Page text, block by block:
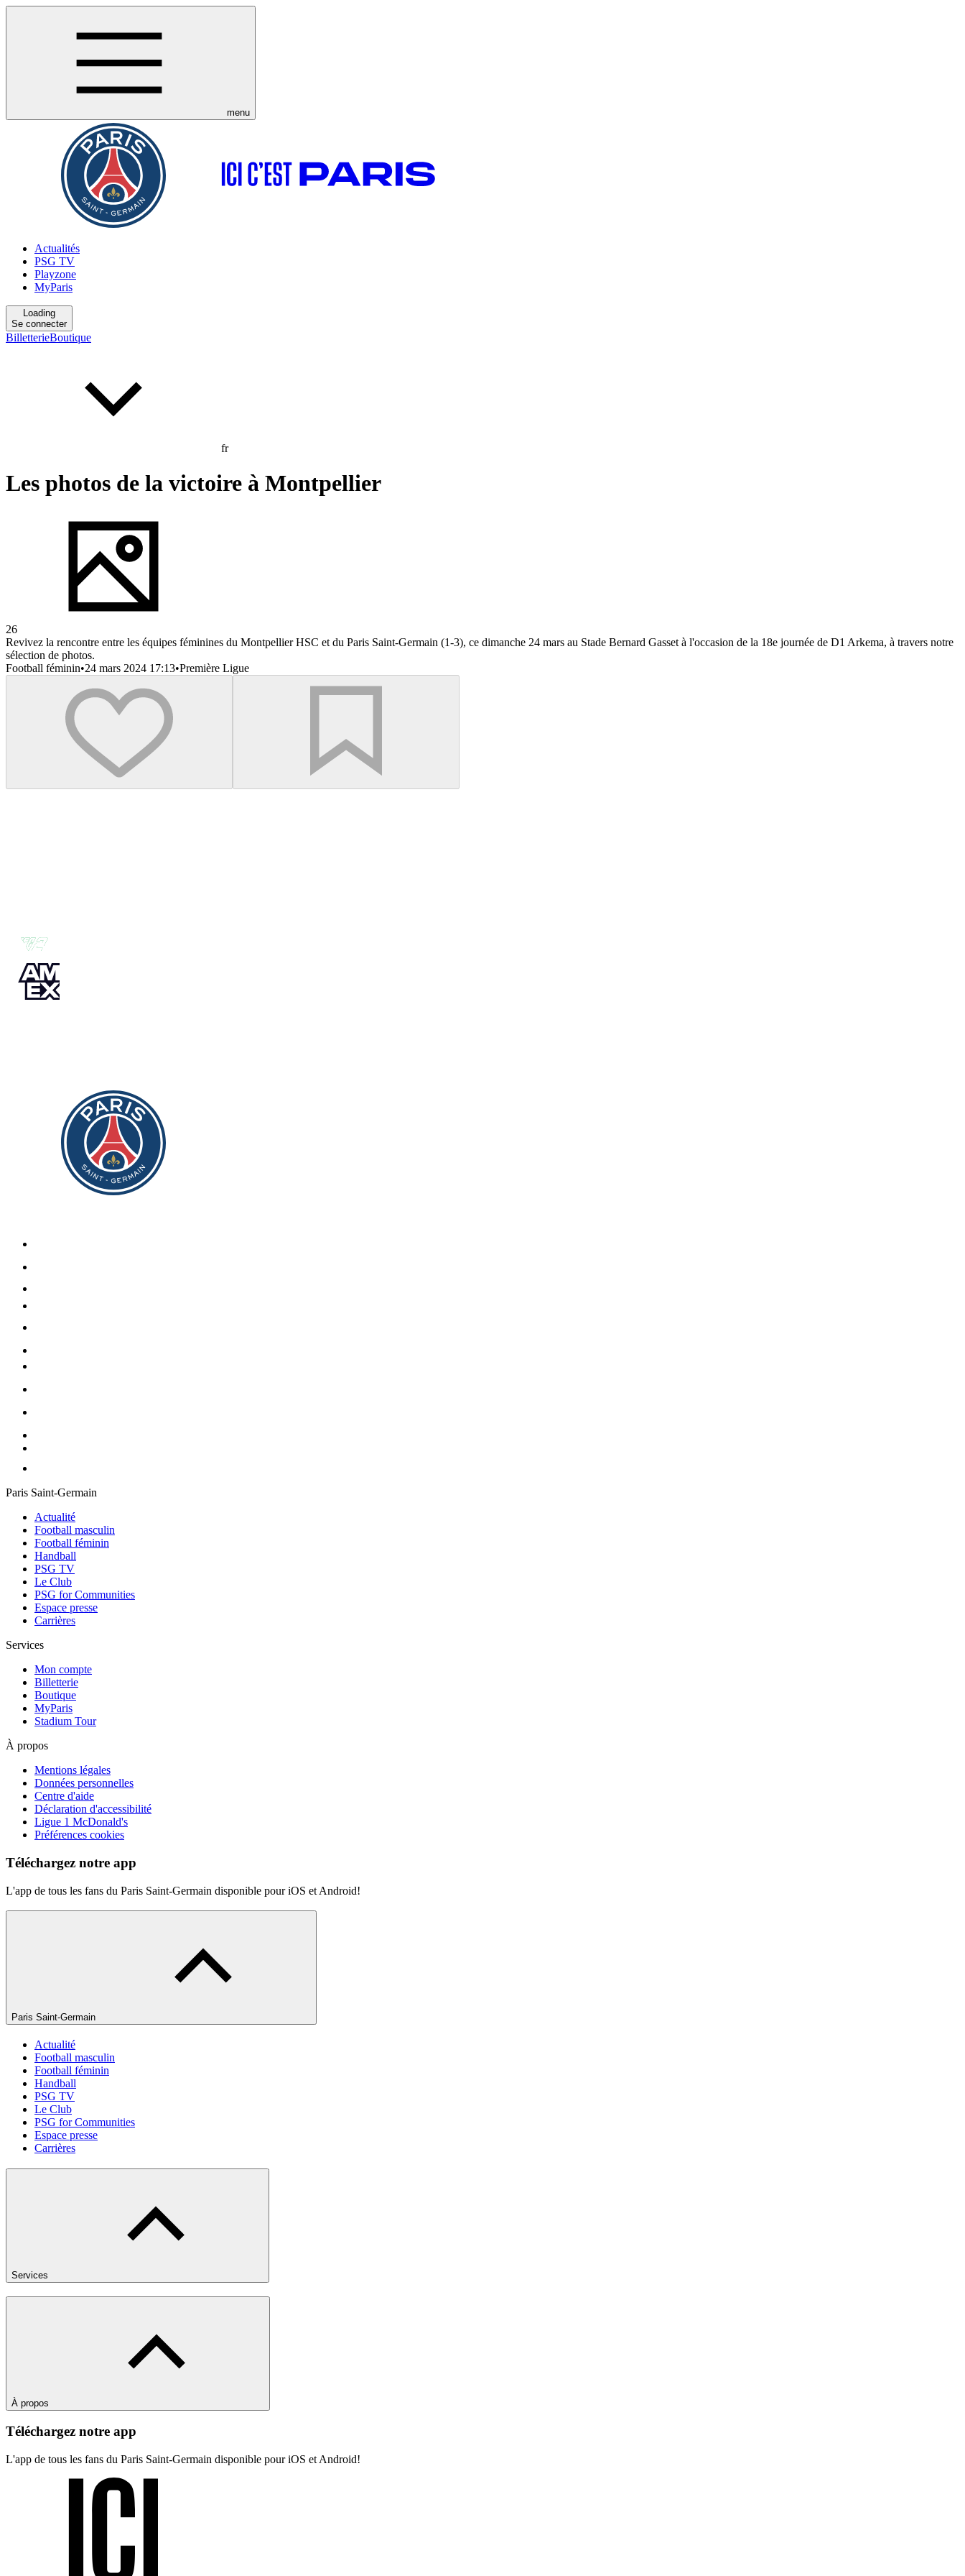
menu
Actualités
PSG TV
Playzone
MyParis
Loading
Se connecter
BilletterieBoutique
fr
Les photos de la victoire à Montpellier
26
Revivez la rencontre entre les équipes féminines du Montpellier HSC et du Paris Saint-Germain (1-3), ce dimanche 24 mars au Stade Bernard Gasset à l'occasion de la 18e journée de D1 Arkema, à travers notre
sélection de photos.
Football féminin•24 mars 2024 17:13•Première Ligue
Paris Saint-Germain
Actualité
Football masculin
Football féminin
Handball
PSG TV
Le Club
PSG for Communities
Espace presse
Carrières
Services
Mon compte
Billetterie
Boutique
MyParis
Stadium Tour
À propos
Mentions légales
Données personnelles
Centre d'aide
Déclaration d'accessibilité
Ligue 1 McDonald's
Préférences cookies
Téléchargez notre app
L'app de tous les fans du Paris Saint-Germain disponible pour iOS et Android!
Paris Saint-Germain
Actualité
Football masculin
Football féminin
Handball
PSG TV
Le Club
PSG for Communities
Espace presse
Carrières
Services
À propos
Téléchargez notre app
L'app de tous les fans du Paris Saint-Germain disponible pour iOS et Android!